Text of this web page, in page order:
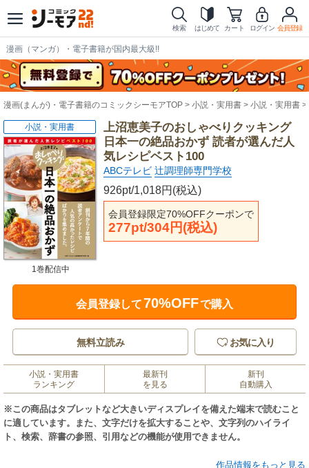
検索 はじめて カート ログイン 会員登録
漫画（マンガ）・電子書籍が国内最大級!!
漫画(まんが)・電子書籍のコミックシーモアTOP 小説・実用書 小説・実用書
上沼恵美子のおしゃべりクッキング
日本一の絶品おかず 読者が選んだ人
気レシピベスト100
ABCテレビ 辻調理師専門学校
926pt/1,018円(税込)
会員登録限定70%OFFクーポンで
277pt/304円(税込)
小説・実用書
1巻配信中
会員登録して70%OFFで購入
無料立読み お気に入り
小説・実用書
ランキング
最新刊
を見る
新刊
自動購入
※この商品はタブレットなど大きいディスプレイを備えた端末で読むこと
に適しています。また、文字だけを拡大することや、文字列のハイライ
ト、検索、辞書の参照、引用などの機能が使用できません。
月刊テキスト「上沼恵美子のおしゃべりクッキング」９年間のレシピ約２
作品情報をもっと見る